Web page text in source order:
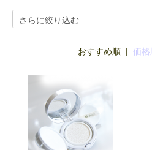
おすすめ順 | 価格